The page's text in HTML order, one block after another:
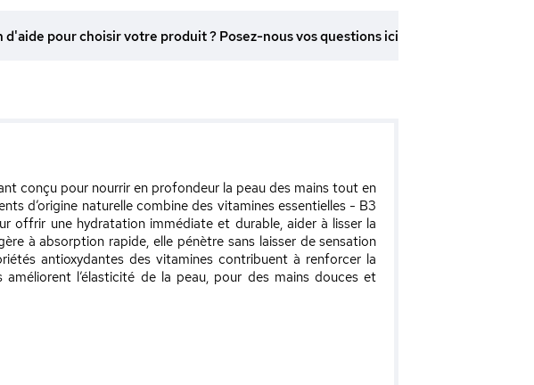
d'aide pour choisir votre produit ? Posez-nous vos questions ici
conçu pour nourrir en profondeur la peau des mains tout en
d’origine naturelle combine des vitamines essentielles - B3
offrir une hydratation immédiate et durable, aider à lisser la
à absorption rapide, elle pénètre sans laisser de sensation
antioxydantes des vitamines contribuent à renforcer la
l’élasticité de la peau, pour des mains douces et